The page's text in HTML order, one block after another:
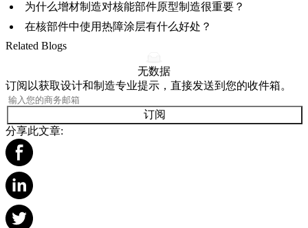
为什么增材制造对核能部件原型制造很重要？
在核部件中使用热障涂层有什么好处？
Related Blogs
无数据
订阅以获取设计和制造专业提示，直接发送到您的收件箱。
订阅
分享此文章: